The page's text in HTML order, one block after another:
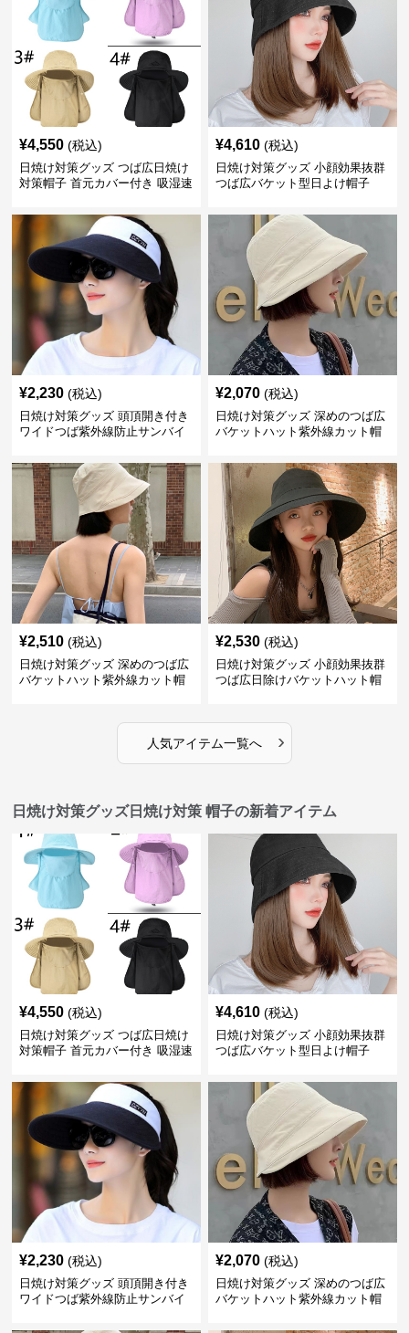
¥4,550 (税込)
日焼け対策グッズ つば広日焼け
対策帽子 首元カバー付き 吸湿速
¥4,610 (税込)
日焼け対策グッズ 小顔効果抜群
つば広バケット型日よけ帽子
¥2,230 (税込)
日焼け対策グッズ 頭頂開き付き
ワイドつば紫外線防止サンバイ
¥2,070 (税込)
日焼け対策グッズ 深めのつば広
バケットハット紫外線カット帽
¥2,510 (税込)
日焼け対策グッズ 深めのつば広
バケットハット紫外線カット帽
¥2,530 (税込)
日焼け対策グッズ 小顔効果抜群
つば広日除けバケットハット帽
人気アイテム一覧へ ›
日焼け対策グッズ日焼け対策 帽子の新着アイテム
¥4,550 (税込)
日焼け対策グッズ つば広日焼け
対策帽子 首元カバー付き 吸湿速
¥4,610 (税込)
日焼け対策グッズ 小顔効果抜群
つば広バケット型日よけ帽子
¥2,230 (税込)
日焼け対策グッズ 頭頂開き付き
ワイドつば紫外線防止サンバイ
¥2,070 (税込)
日焼け対策グッズ 深めのつば広
バケットハット紫外線カット帽